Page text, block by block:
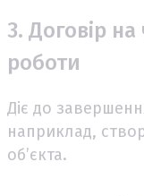
3. Договір
роботи
Діє до
наприклад,
об’єкта.